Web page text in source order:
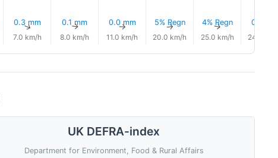
0.3 mm
↑
7.0 km/h
0.1 mm
↑
8.0 km/h
0.0 mm
↑
11.0 km/h
5% Regn
↑
20.0 km/h
4% Regn
↑
25.0 km/h
0.0 mm
24.0 km/h
UK DEFRA-index
Department for Environment, Food & Rural Affairs